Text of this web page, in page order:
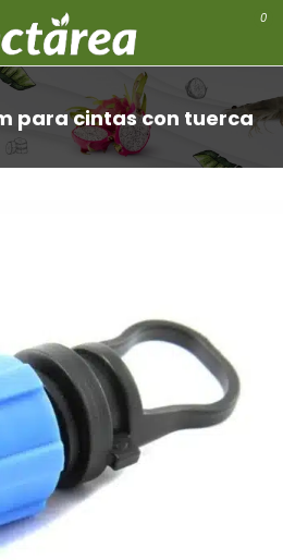
0
para cintas con tuerca